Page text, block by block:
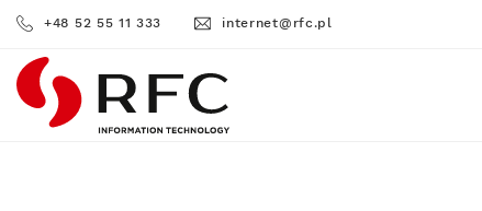
+48 52 55 11 333 internet@rfc.pl
RFC